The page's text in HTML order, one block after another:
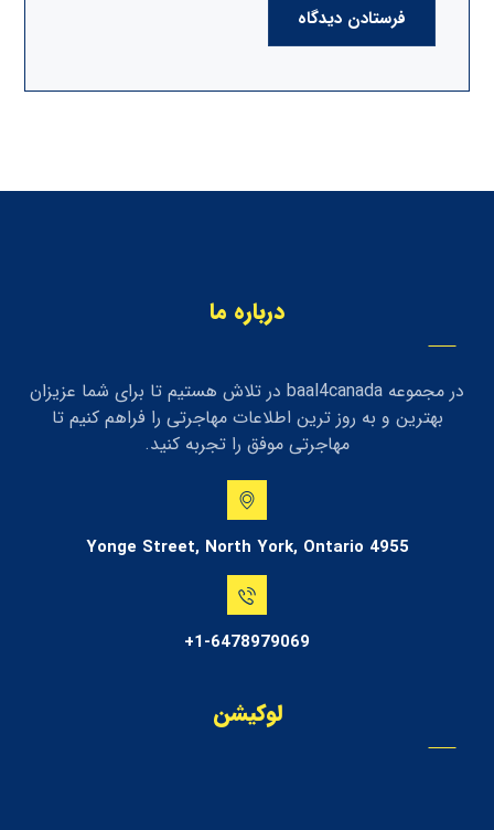
فرستادن دیدگاه
درباره ما
در مجموعه baal4canada در تلاش هستیم تا برای شما عزیزان
بهترین و به روز ترین اطلاعات مهاجرتی را فراهم کنیم تا
مهاجرتی موفق را تجربه کنید.
4955 Yonge Street, North York, Ontario
1-6478979069+
لوکیشن